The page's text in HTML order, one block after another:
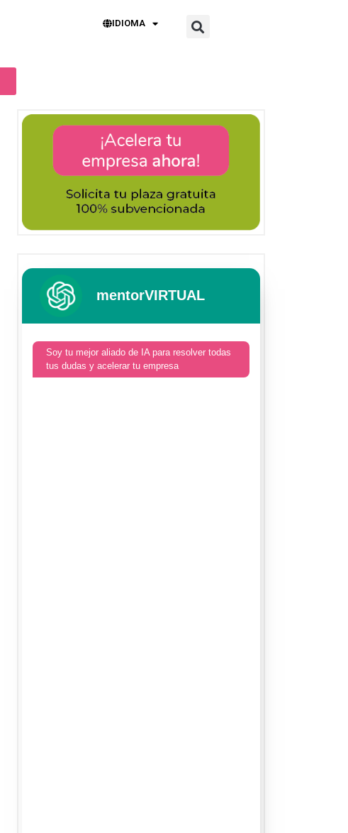
IDIOMA
mentorVIRTUAL
Soy tu mejor aliado de IA para resolver todas
tus dudas y acelerar tu empresa